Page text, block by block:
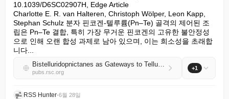
10.1039/D6SC02907H, Edge Article
Charlotte E. R. van Halteren, Christoph Wölper, Leon Kapp,
Stephan Schulz 분자 핀코겐-텔루륨(Pn–Te) 골격의 제어된 조
립은 Pn–Te 결합, 특히 가장 무거운 핀코겐의 고유한 불안정성
으로 인해 오랜 합성 과제로 남아 있으며, 이는 희소성을 초래합
니다...
Bistelluridopnictanes as Gateways to Telluradipnictiranes and a cyclic [Bi2Te2]2+ Dication
pubs.rsc.org
+1
RSS Hunter•6월 28일